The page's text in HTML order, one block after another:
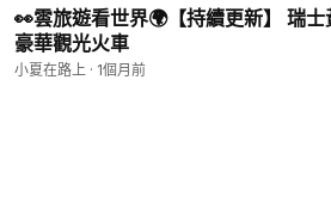
👀雲旅遊看世界🌍【持續更新】 瑞
豪華觀光火車
小夏在路上 · 1個月前